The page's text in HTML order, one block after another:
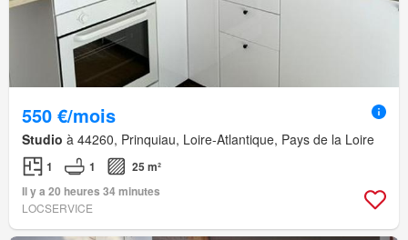
550 €/mois
Studio à 44260, Prinquiau, Loire-Atlantique, Pays de la Loire
1 1
25 m²
Il y a 20 heures 34 minutes
LOCSERVICE